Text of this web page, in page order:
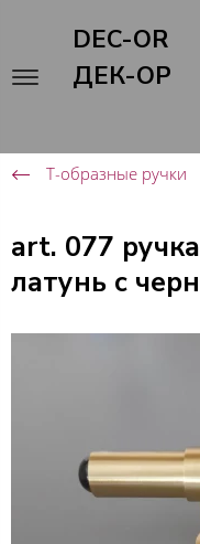
DEC-OR
ДЕК-ОР
Т-образные ручки
art. 077
латунь с